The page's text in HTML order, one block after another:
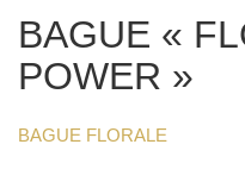
BAGUE «
POWER »
BAGUE FLORALE